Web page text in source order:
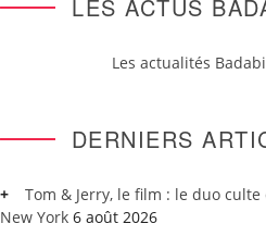
LES ACTUS
Les actualités
DERNIERS
Tom & Jerry, le film : le duo
New York 6 août 2026